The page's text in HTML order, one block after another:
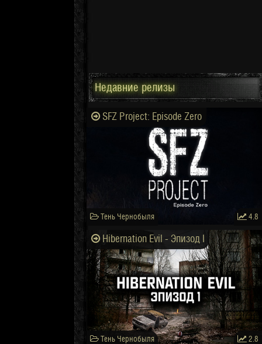
Недавние релизы
SFZ Project: Episode Zero
Тень Чернобыля 4.8
Hibernation Evil - Эпизод I
Тень Чернобыля 2.8